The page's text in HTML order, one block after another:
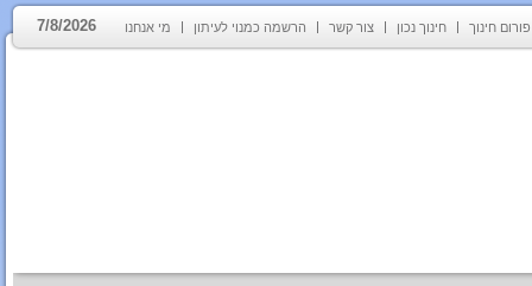
פורום חינוך חינוך נכון צור קשר הרשמה כמנוי לעיתון מי אנחנו 7/8/2026